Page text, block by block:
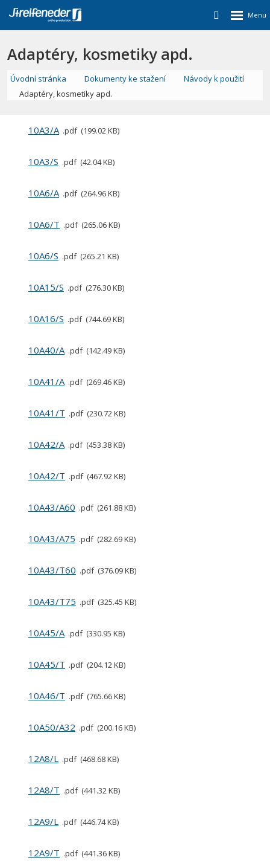
Adaptéry, kosmetiky apd.
Úvodní stránka Dokumenty ke stažení
Návody k použití
Adaptéry, kosmetiky apd.
10A3/A pdf 199.02 KB
10A3/S pdf 42.04 KB
10A6/A pdf 264.96 KB
10A6/T pdf 265.06 KB
10A6/S pdf 265.21 KB
10A15/S pdf 276.30 KB
10A16/S pdf 744.69 KB
10A40/A pdf 142.49 KB
10A41/A pdf 269.46 KB
10A41/T pdf 230.72 KB
10A42/A pdf 453.38 KB
10A42/T pdf 467.92 KB
10A43/A60 pdf 261.88 KB
10A43/A75 pdf 282.69 KB
10A43/T60 pdf 376.09 KB
10A43/T75 pdf 325.45 KB
10A45/A pdf 330.95 KB
10A45/T pdf 204.12 KB
10A46/T pdf 765.66 KB
10A50/A32 pdf 200.16 KB
12A8/L pdf 468.68 KB
12A8/T pdf 441.32 KB
12A9/L pdf 446.74 KB
12A9/T pdf 441.36 KB